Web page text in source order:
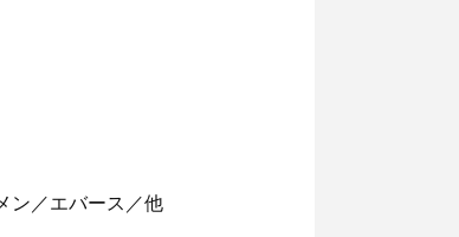
ン／エバース／他